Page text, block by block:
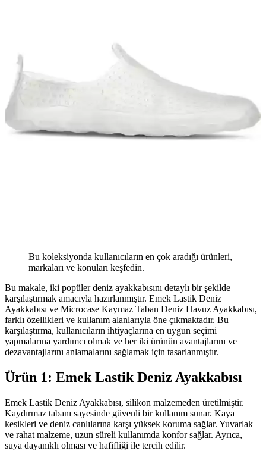
Bu koleksiyonda kullanıcıların en çok aradığı ürünleri,
markaları ve konuları keşfedin.
Bu makale, iki popüler deniz ayakkabısını detaylı bir şekilde
karşılaştırmak amacıyla hazırlanmıştır. Emek Lastik Deniz
Ayakkabısı ve Microcase Kaymaz Taban Deniz Havuz Ayakkabısı,
farklı özellikleri ve kullanım alanlarıyla öne çıkmaktadır. Bu
karşılaştırma, kullanıcıların ihtiyaçlarına en uygun seçimi
yapmalarına yardımcı olmak ve her iki ürünün avantajlarını ve
dezavantajlarını anlamalarını sağlamak için tasarlanmıştır.
Ürün 1: Emek Lastik Deniz Ayakkabısı
Emek Lastik Deniz Ayakkabısı, silikon malzemeden üretilmiştir.
Kaydırmaz tabanı sayesinde güvenli bir kullanım sunar. Kaya
kesikleri ve deniz canlılarına karşı yüksek koruma sağlar. Yuvarlak
ve rahat malzeme, uzun süreli kullanımda konfor sağlar. Ayrıca,
suya dayanıklı olması ve hafifliği ile tercih edilir.